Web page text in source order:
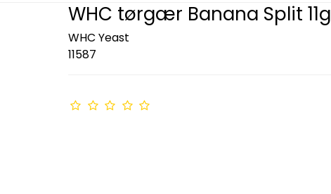
WHC tørgær Banana Split 11g
WHC Yeast
11587